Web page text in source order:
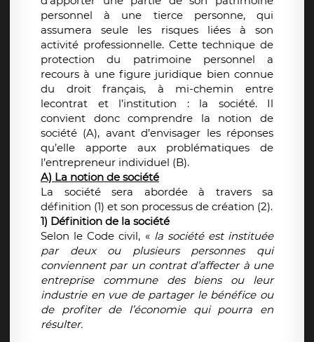
personnel à une tierce personne, qui
assumera seule les risques liées à son
activité professionnelle. Cette technique de
protection du patrimoine personnel a
recours à une figure juridique bien connue
du droit français, à mi-chemin entre
lecontrat et l’institution : la société. Il
convient donc comprendre la notion de
société (A), avant d’envisager les réponses
qu’elle apporte aux problématiques de
l’entrepreneur individuel (B).
A) La notion de société
La société sera abordée à travers sa
définition (1) et son processus de création (2).
1) Définition de la société
Selon le Code civil, « la société est instituée
par deux ou plusieurs personnes qui
conviennent par un contrat d’affecter à une
entreprise commune des biens ou leur
industrie en vue de partager le bénéfice ou
de profiter de l’économie qui pourra en
résulter.